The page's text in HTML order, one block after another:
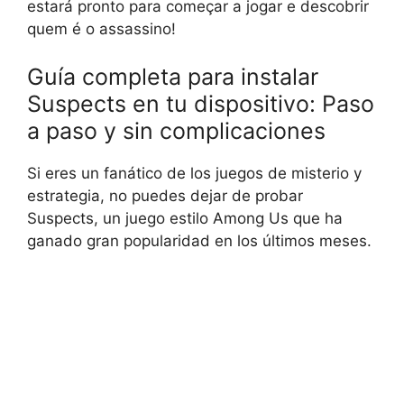
estará pronto para começar a jogar e descobrir
quem é o assassino!
Guía completa para instalar
Suspects en tu dispositivo: Paso
a paso y sin complicaciones
Si eres un fanático de los juegos de misterio y
estrategia, no puedes dejar de probar
Suspects, un juego estilo Among Us que ha
ganado gran popularidad en los últimos meses.